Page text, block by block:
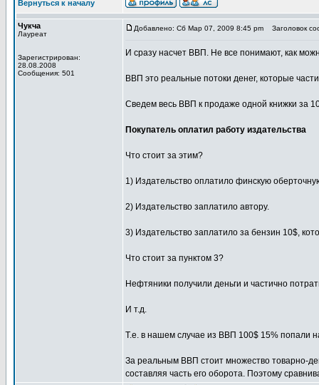
Вернуться к началу
Чукча
Лауреат
Зарегистрирован:
28.08.2008
Сообщения: 501
Добавлено: Сб Мар 07, 2009 8:45 pm Заголовок
И сразу насчет ВВП. Не все понимают, как
ВВП это реальные потоки денег, которые
Сведем весь ВВП к продаже одной книжки за
Покупатель оплатил работу издательства
Что стоит за этим?
1) Издательство оплатило финскую
2) Издательство заплатило автору.
3) Издательство заплатило за бензин 10$,
Что стоит за пунктом 3?
Нефтяники получили деньги и частично
И т.д.
Т.е. в нашем случае из ВВП 100$ 15% попали
За реальным ВВП стоит множество товарно-
составляя часть его оборота. Поэтому